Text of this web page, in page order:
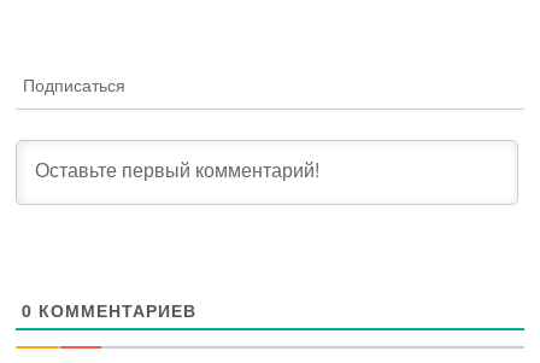
Подписаться
0 КОММЕНТАРИЕВ